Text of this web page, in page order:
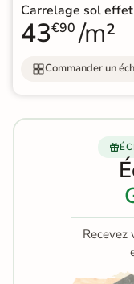
Carrelage sol
43€90 /m²
Commander un
Recevez